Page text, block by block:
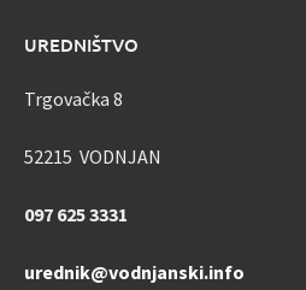
UREDNIŠTVO
Trgovačka 8
52215 VODNJAN
097 625 3331
urednik@vodnjanski.info